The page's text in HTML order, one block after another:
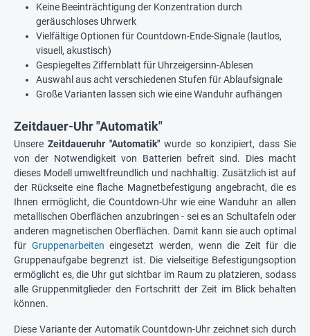
Keine Beeinträchtigung der Konzentration durch
geräuschloses Uhrwerk
Vielfältige Optionen für Countdown-Ende-Signale (lautlos,
visuell, akustisch)
Gespiegeltes Ziffernblatt für Uhrzeigersinn-Ablesen
Auswahl aus acht verschiedenen Stufen für Ablaufsignale
Große Varianten lassen sich wie eine Wanduhr aufhängen
Zeitdauer-Uhr "Automatik"
UnsereZeitdaueruhr "Automatik" wurde so konzipiert, dass Sie
von der Notwendigkeit von Batterien befreit sind. Dies macht
dieses Modell umweltfreundlich und nachhaltig. Zusätzlich ist auf
der Rückseite eine flache Magnetbefestigung angebracht, die es
Ihnen ermöglicht, die Countdown-Uhr wie eine Wanduhr an allen
metallischen Oberflächen anzubringen - sei es an Schultafeln oder
anderen magnetischen Oberflächen. Damit kann sie auch optimal
für Gruppenarbeiten eingesetzt werden, wenn die Zeit für die
Gruppenaufgabe begrenzt ist. Die vielseitige Befestigungsoption
ermöglicht es, die Uhr gut sichtbar im Raum zu platzieren, sodass
alle Gruppenmitglieder den Fortschritt der Zeit im Blick behalten
können.
Diese Variante der Automatik Countdown-Uhr zeichnet sich durch